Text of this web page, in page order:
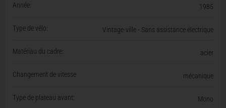
Année: 1985
Type de vélo: Vintage-ville - Sans assistance électrique
Matériau du cadre: acier
Changement de vitesse mécanique
Type de plateau avant: Mono